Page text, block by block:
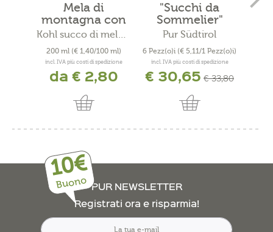
Mela di
montagna con
Albicocche Kohl succo di mela di montagna
200 ml (€ 1,40/100 ml)
incl. IVA più costi di spedizione
da € 2,80
"Succhi da
Sommelier"
Pur Südtirol
6 Pezz(o)i (€ 5,11/1 Pezz(o)i)
incl. IVA più costi di spedizione
€ 30,65 € 33,80
10€
Buono PUR NEWSLETTER
Registrati ora e risparmia!